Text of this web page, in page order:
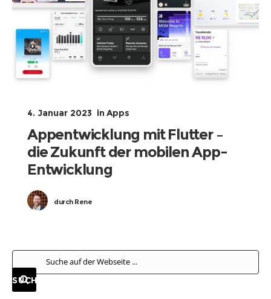
4. Januar 2023 in Apps
Appentwicklung mit Flutter –
die Zukunft der mobilen App-
Entwicklung
durchRene